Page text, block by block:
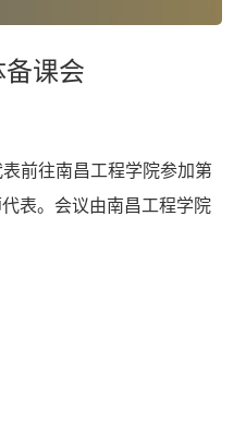
课会
前往南昌工程学院参加第
表。会议由南昌工程学院